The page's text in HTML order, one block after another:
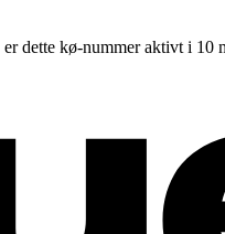
dette kø-nummer aktivt i 10